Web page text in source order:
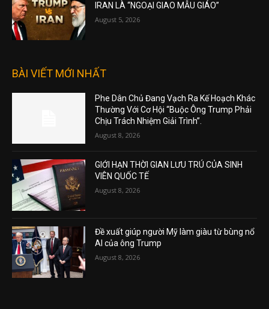
IRAN LÀ “NGOẠI GIAO MẪU GIÁO”
August 5, 2026
BÀI VIẾT MỚI NHẤT
Phe Dân Chủ Đang Vạch Ra Kế Hoạch Khác
Thường Với Cơ Hội “Buộc Ông Trump Phải
Chịu Trách Nhiệm Giải Trình”.
August 8, 2026
GIỚI HẠN THỜI GIAN LƯU TRÚ CỦA SINH
VIÊN QUỐC TẾ
August 8, 2026
Đề xuất giúp người Mỹ làm giàu từ bùng nổ
AI của ông Trump
August 8, 2026